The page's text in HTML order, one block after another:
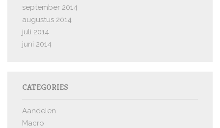
september 2014
augustus 2014
juli 2014
juni 2014
CATEGORIES
Aandelen
Macro